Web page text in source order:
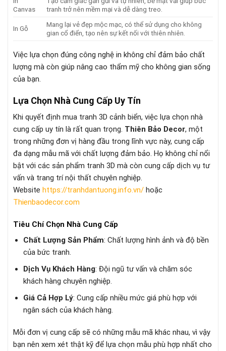
Canvas
tranh trở nên mềm mại và dễ dàng treo.
In Gỗ
Mang lại vẻ đẹp mộc mạc, có thể sử dụng cho không
gian cổ điển, tạo nên sự kết nối với thiên nhiên.
Việc lựa chọn đúng công nghệ in không chỉ đảm bảo chất
lượng mà còn giúp nâng cao thẩm mỹ cho không gian sống
của bạn.
Lựa Chọn Nhà Cung Cấp Uy Tín
Khi quyết định mua tranh 3D cảnh biển, việc lựa chọn nhà
cung cấp uy tín là rất quan trọng. Thiên Bảo Decor, một
trong những đơn vị hàng đầu trong lĩnh vực này, cung cấp
đa dạng mẫu mã với chất lượng đảm bảo. Họ không chỉ nổi
bật với các sản phẩm tranh 3D mà còn cung cấp dịch vụ tư
vấn và trang trí nội thất chuyên nghiệp.
Website https://tranhdantuong.info.vn/ hoặc
Thienbaodecor.com
Tiêu Chí Chọn Nhà Cung Cấp
Chất Lượng Sản Phẩm: Chất lượng hình ảnh và độ bền
của bức tranh.
Dịch Vụ Khách Hàng: Đội ngũ tư vấn và chăm sóc
khách hàng chuyên nghiệp.
Giá Cả Hợp Lý: Cung cấp nhiều mức giá phù hợp với
ngân sách của khách hàng.
Mỗi đơn vị cung cấp sẽ có những mẫu mã khác nhau, vì vậy
bạn nên xem xét thật kỹ để lựa chọn mẫu phù hợp nhất cho